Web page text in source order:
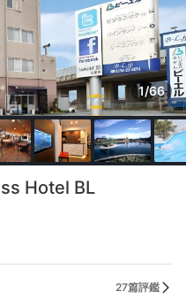
1/66
Hotel BL
27篇評鑑